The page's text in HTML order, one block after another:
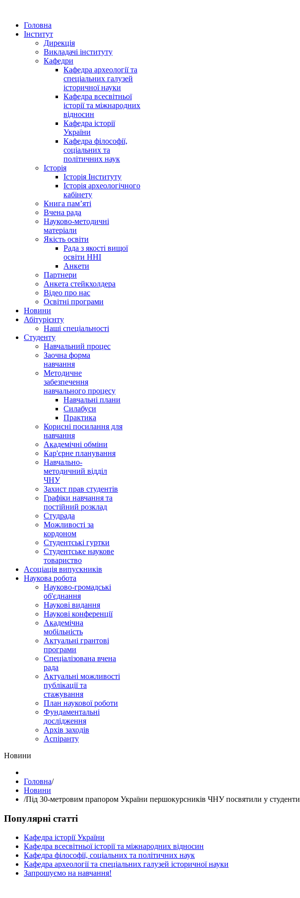
Головна
Інститут
Дирекція
Викладачі інституту
Кафедри
Кафедра археології та
спеціальних галузей
історичної науки
Кафедра всесвітньої
історії та міжнародних
відносин
Кафедра історії
України
Кафедра філософії,
соціальних та
політичних наук
Історія
Історія Інституту
Історія археологічного
кабінету
Книга памʼяті
Вчена рада
Науково-методичні
матеріали
Якість освіти
Рада з якості вищої
освіти ННІ
Анкети
Партнери
Анкета стейкхолдера
Відео про нас
Освітні програми
Hовини
Абітурієнту
Наші спеціальності
Студенту
Навчальний процес
Заочна форма
навчання
Методичне
забезпечення
навчального процесу
Навчальні плани
Силабуси
Практика
Корисні посилання для
навчання
Академічні обміни
Кар'єрне планування
Навчально-
методичний відділ
ЧНУ
Захист прав студентів
Графіки навчання та
постійний розклад
Студрада
Можливості за
кордоном
Студентські гуртки
Студентське наукове
товариство
Асоціація випускників
Наукова робота
Науково-громадські
об'єднання
Наукові видання
Наукові конференції
Академічна
мобільність
Актуальні грантові
програми
Спеціалізована вчена
рада
Актуальні можливості
публікації та
стажування
План наукової роботи
Фундаментальні
дослідження
Архів заходів
Аспіранту
Hовини
Головна/
Hовини
/Під 30-метровим прапором України першокурсників ЧНУ посвятили у студенти
Популярні статті
Кафедра історії України
Кафедра всесвітньої історії та міжнародних відносин
Кафедра філософії, соціальних та політичних наук
Кафедра археології та спеціальних галузей історичної науки
Запрошуємо на навчання!